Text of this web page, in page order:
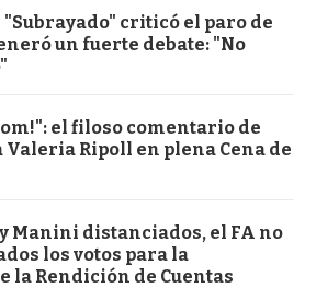
"Subrayado" criticó el paro de
un fuerte debate: "No
el filoso comentario de
Valeria Ripoll en plena Cena de
Manini distanciados, el FA no
los votos para la
la Rendición de Cuentas